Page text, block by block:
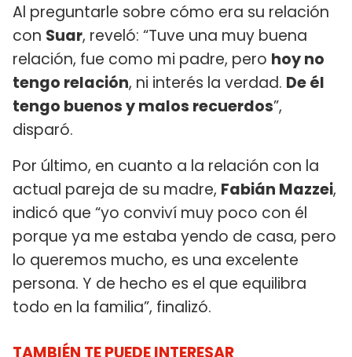
Al preguntarle sobre cómo era su relación
con Suar, reveló: “Tuve una muy buena
relación, fue como mi padre, pero hoy no
tengo relación, ni interés la verdad. De él
tengo buenos y malos recuerdos”,
disparó.
Por último, en cuanto a la relación con la
actual pareja de su madre, Fabián Mazzei,
indicó que “yo conviví muy poco con él
porque ya me estaba yendo de casa, pero
lo queremos mucho, es una excelente
persona. Y de hecho es el que equilibra
todo en la familia”, finalizó.
TAMBIÉN TE PUEDE INTERESAR